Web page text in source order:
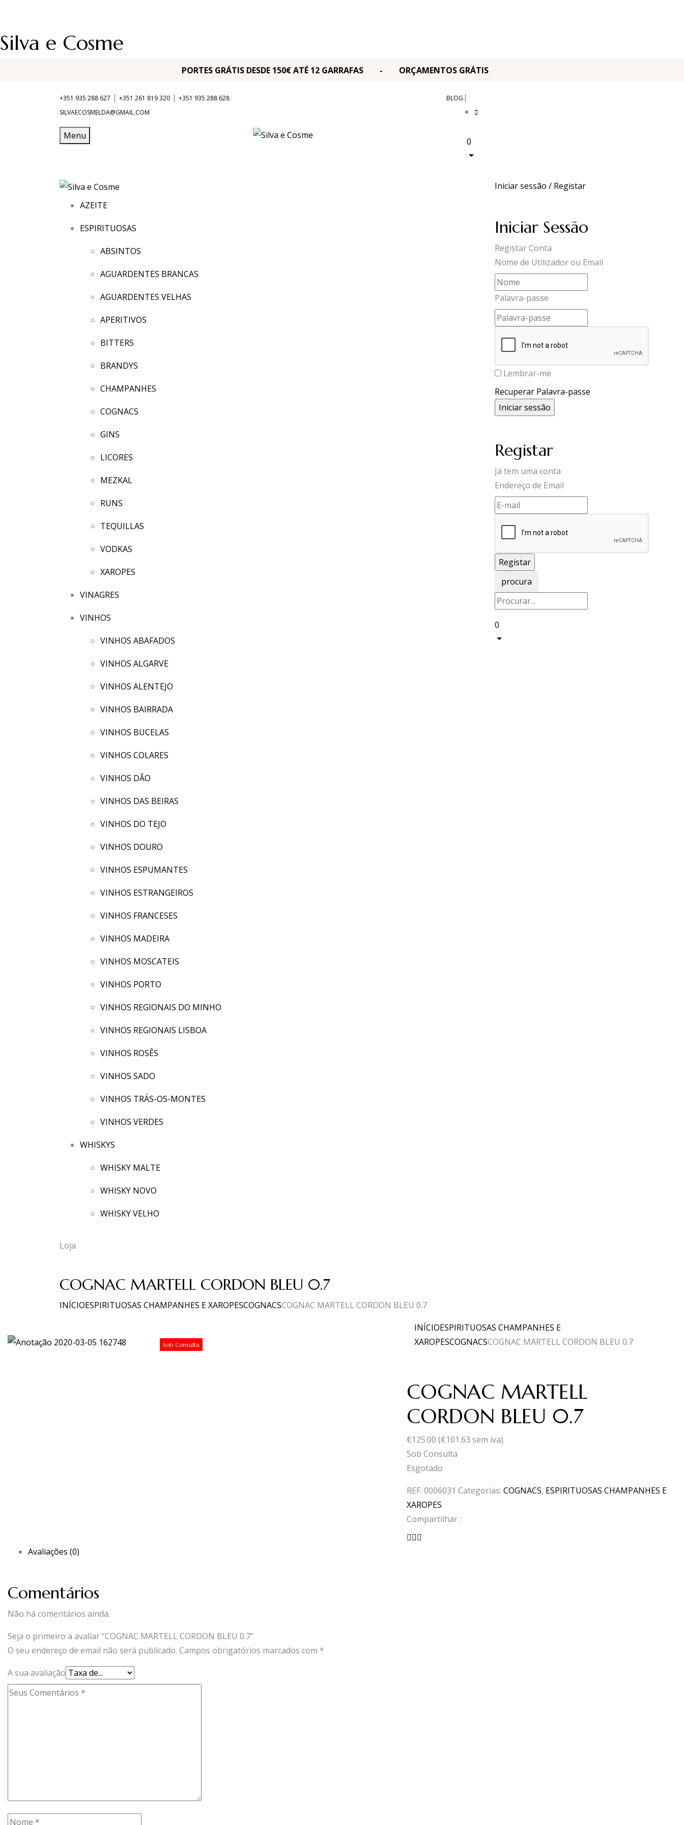
Silva e Cosme
PORTES GRÁTIS DESDE 150€ ATÉ 12 GARRAFAS - ORÇAMENTOS GRÁTIS
+351 935 288 627 | +351 261 819 320 | +351 935 288 628
SILVAECOSMELDA@GMAIL.COM
BLOG |
Menu
0
AZEITE
ESPIRITUOSAS
ABSINTOS
AGUARDENTES BRANCAS
AGUARDENTES VELHAS
APERITIVOS
BITTERS
BRANDYS
CHAMPANHES
COGNACS
GINS
LICORES
MEZKAL
RUNS
TEQUILLAS
VODKAS
XAROPES
VINAGRES
VINHOS
VINHOS ABAFADOS
VINHOS ALGARVE
VINHOS ALENTEJO
VINHOS BAIRRADA
VINHOS BUCELAS
VINHOS COLARES
VINHOS DÃO
VINHOS DAS BEIRAS
VINHOS DO TEJO
VINHOS DOURO
VINHOS ESPUMANTES
VINHOS ESTRANGEIROS
VINHOS FRANCESES
VINHOS MADEIRA
VINHOS MOSCATEIS
VINHOS PORTO
VINHOS REGIONAIS DO MINHO
VINHOS REGIONAIS LISBOA
VINHOS ROSÊS
VINHOS SADO
VINHOS TRÁS-OS-MONTES
VINHOS VERDES
WHISKYS
WHISKY MALTE
WHISKY NOVO
WHISKY VELHO
Iniciar sessão / Registar
Iniciar Sessão
Registar Conta
Nome de Utilizador ou Email
Palavra-passe
Lembrar-me
Recuperar Palavra-passe
Registar
Já tem uma conta
Endereço de Email
procura
0
Loja
COGNAC MARTELL CORDON BLEU 0.7
INÍCIOESPIRITUOSAS CHAMPANHES E XAROPESCOGNACSCOGNAC MARTELL CORDON BLEU 0.7
Sob Consulta
INÍCIOESPIRITUOSAS CHAMPANHES E
XAROPESCOGNACSCOGNAC MARTELL CORDON BLEU 0.7
COGNAC MARTELL
CORDON BLEU 0.7
€125.00 (€101.63 sem iva)
Sob Consulta
Esgotado
REF: 0006031 Categorias: COGNACS, ESPIRITUOSAS CHAMPANHES E
XAROPES
Compartilhar :
Avaliações (0)
Comentários
Não há comentários ainda.
Seja o primeiro a avaliar “COGNAC MARTELL CORDON BLEU 0.7”
O seu endereço de email não será publicado. Campos obrigatórios marcados com *
A sua avaliação